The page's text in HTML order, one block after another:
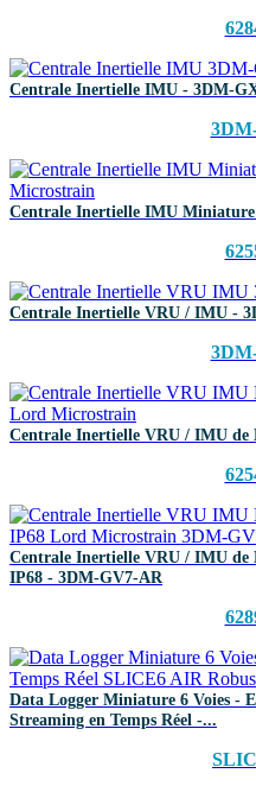
Centrale Inertielle IMU - 3DM-
Centrale Inertielle IMU
Centrale Inertielle VRU / IMU -
Centrale Inertielle VRU / IMU
Centrale Inertielle VRU / IMU de
IP68 - 3DM-GV7-AR
Data Logger Miniature 6 Voies -
Streaming en Temps Réel -...